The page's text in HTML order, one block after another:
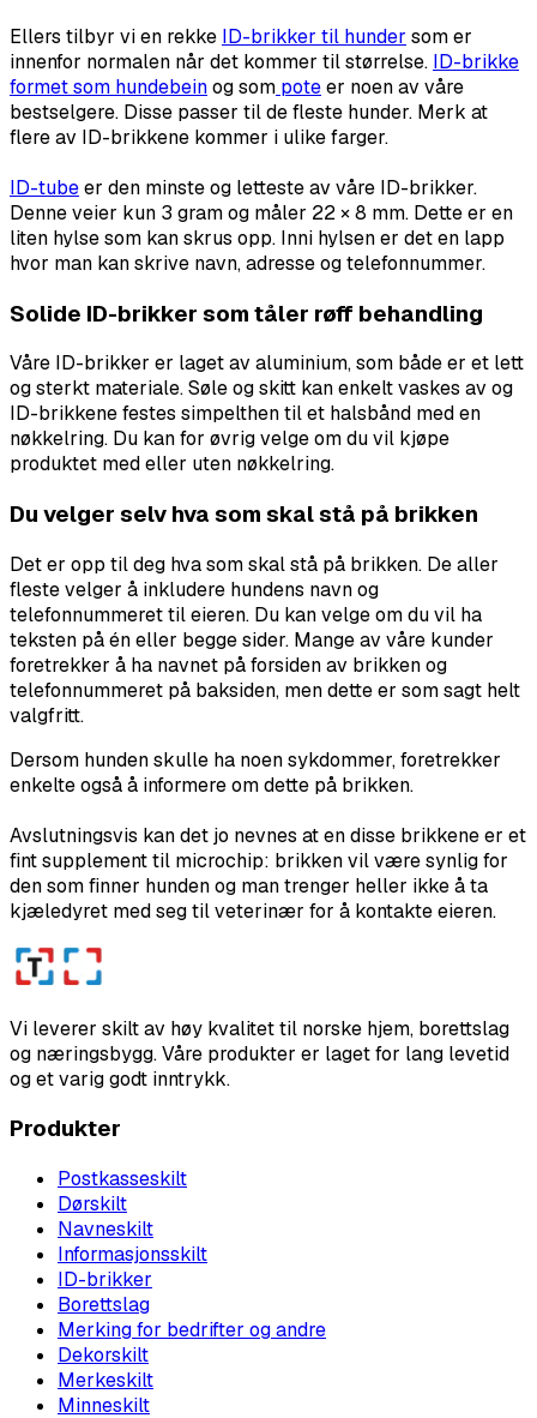
Ellers tilbyr vi en rekke ID-brikker til hunder som er
innenfor normalen når det kommer til størrelse. ID-brikke
formet som hundebeinog som poteer noen av våre
bestselgere. Disse passer til de fleste hunder. Merk at
flere av ID-brikkene kommer i ulike farger.
ID-tubeer den minste og letteste av våre ID-brikker.
Denne veier kun 3 gram og måler 22 × 8 mm. Dette er en
liten hylse som kan skrus opp. Inni hylsen er det en lapp
hvor man kan skrive navn, adresse og telefonnummer.
Solide ID-brikker som tåler røff behandling
Våre ID-brikker er laget av aluminium, som både er et lett
og sterkt materiale. Søle og skitt kan enkelt vaskes av og
ID-brikkene festes simpelthen til et halsbånd med en
nøkkelring. Du kan for øvrig velge om du vil kjøpe
produktet med eller uten nøkkelring.
Du velger selv hva som skal stå på brikken
Det er opp til deg hva som skal stå på brikken. De aller
fleste velger å inkludere hundens navn og
telefonnummeret til eieren. Du kan velge om du vil ha
teksten på én eller begge sider. Mange av våre kunder
foretrekker å ha navnet på forsiden av brikken og
telefonnummeret på baksiden, men dette er som sagt helt
valgfritt.
Dersom hunden skulle ha noen sykdommer, foretrekker
enkelte også å informere om dette på brikken.
Avslutningsvis kan det jo nevnes at en disse brikkene er et
fint supplement til microchip: brikken vil være synlig for
den som finner hunden og man trenger heller ikke å ta
kjæledyret med seg til veterinær for å kontakte eieren.
Vi leverer skilt av høy kvalitet til norske hjem, borettslag
og næringsbygg. Våre produkter er laget for lang levetid
og et varig godt inntrykk.
Produkter
Postkasseskilt
Dørskilt
Navneskilt
Informasjonsskilt
ID-brikker
Borettslag
Merking for bedrifter og andre
Dekorskilt
Merkeskilt
Minneskilt